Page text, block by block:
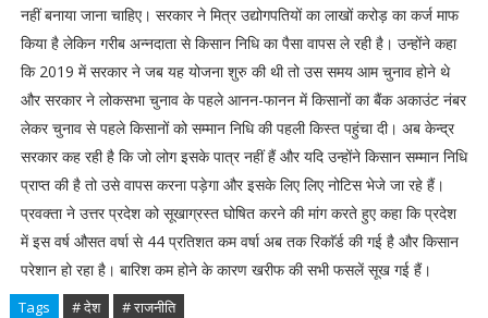
नहीं बनाया जाना चाहिए। सरकार ने मित्र उद्योगपतियों का लाखों करोड़ का कर्ज माफ
किया है लेकिन गरीब अन्नदाता से किसान निधि का पैसा वापस ले रही है। उन्होंने कहा
कि 2019 में सरकार ने जब यह योजना शुरु की थी तो उस समय आम चुनाव होने थे
और सरकार ने लोकसभा चुनाव के पहले आनन-फानन में किसानों का बैंक अकाउंट नंबर
लेकर चुनाव से पहले किसानों को सम्मान निधि की पहली किस्त पहुंचा दी। अब केन्द्र
सरकार कह रही है कि जो लोग इसके पात्र नहीं हैं और यदि उन्होंने किसान सम्मान निधि
प्राप्त की है तो उसे वापस करना पड़ेगा और इसके लिए लिए नोटिस भेजे जा रहे हैं।
प्रवक्ता ने उत्तर प्रदेश को सूखाग्रस्त घोषित करने की मांग करते हुए कहा कि प्रदेश
में इस वर्ष औसत वर्षा से 44 प्रतिशत कम वर्षा अब तक रिकाॅर्ड की गई है और किसान
परेशान हो रहा है। बारिश कम होने के कारण खरीफ की सभी फसलें सूख गई हैं।
Tags # देश # राजनीति